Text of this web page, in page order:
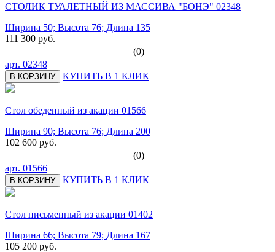
СТОЛИК ТУАЛЕТНЫЙ ИЗ МАССИВА "БОНЭ" 02348
Ширина 50; Высота 76; Длина 135
111 300 руб.
(0)
арт. 02348
В КОРЗИНУ КУПИТЬ В 1 КЛИК
Стол обеденный из акации 01566
Ширина 90; Высота 76; Длина 200
102 600 руб.
(0)
арт. 01566
В КОРЗИНУ КУПИТЬ В 1 КЛИК
Стол письменный из акации 01402
Ширина 66; Высота 79; Длина 167
105 200 руб.